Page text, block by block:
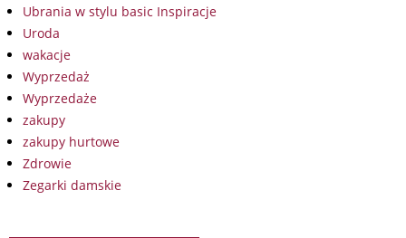
Ubrania w stylu basic Inspiracje
Uroda
wakacje
Wyprzedaż
Wyprzedaże
zakupy
zakupy hurtowe
Zdrowie
Zegarki damskie